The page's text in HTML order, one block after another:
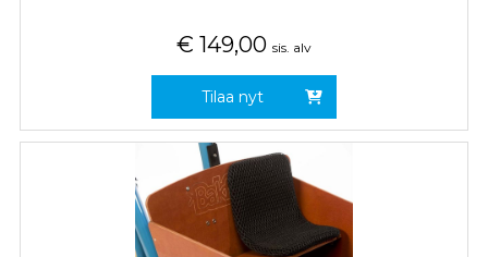
€ 149,00 sis. alv
Tilaa nyt